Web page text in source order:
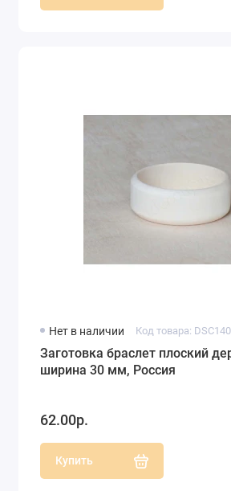
Нет в наличии Код товара:
Заготовка браслет плоский
ширина 30 мм, Россия
62.00р.
Купить